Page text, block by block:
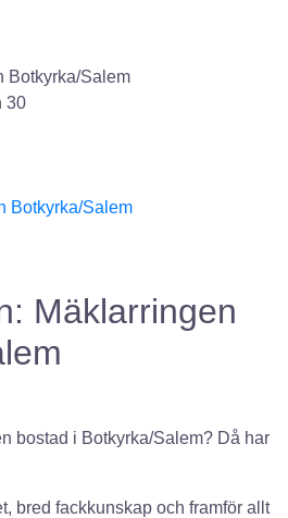
Botkyrka/Salem
30
Botkyrka/Salem
Mäklarringen
bostad i Botkyrka/Salem? Då har
bred fackkunskap och framför allt